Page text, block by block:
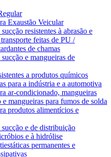
Exaustão Veicular
resistentes à abrasão e
feitas de PU /
de chamas
e mangueiras de
a produtos químicos
para a indústria e a automotiva
ar-condicionado, mangueiras
mangueiras para fumos de solda
produtos alimentícios e
e de distribuição
e à hidrólise
permanentes e